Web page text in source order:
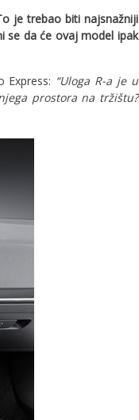
je trebao biti najsnažniji
se da će ovaj model ipak
Express: “Uloga R-a je u
prostora na tržištu?